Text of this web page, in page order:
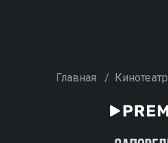
Главная / Кинотеатр